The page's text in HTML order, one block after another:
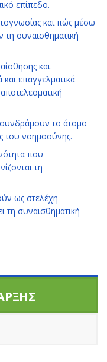
επίπεδο.
και πώς μέσω
τη συναισθηματική
και
επαγγελματικά
συνδράμουν το άτομο
του νοημοσύνης.
που
τη
ως στελέχη
τη συναισθηματική